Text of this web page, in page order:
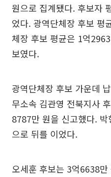
원으로 집계됐다. 후보자
었다. 광역단체장 후보 평
체장 후보 평균은 1억
보였다.
광역단체장 후보 가운데
무소속 김관영 전북지사
8787만 원을 신고했다.
으로 뒤를 이었다.
오세훈 후보는 3억6638